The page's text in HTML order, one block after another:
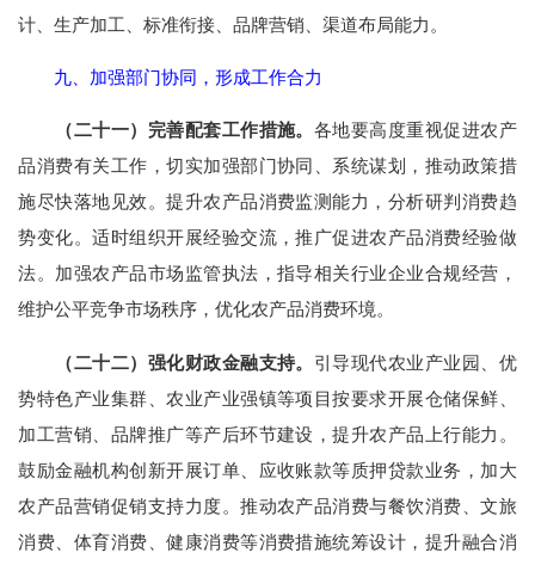
计、生产加工、标准衔接、品牌营销、渠道布局能力。
九、加强部门协同，形成工作合力
（二十一）完善配套工作措施。 各地要高度重视促进农产
品消费有关工作，切实加强部门协同、系统谋划，推动政策措
施尽快落地见效。提升农产品消费监测能力，分析研判消费趋
势变化。适时组织开展经验交流，推广促进农产品消费经验做
法。加强农产品市场监管执法，指导相关行业企业合规经营，
维护公平竞争市场秩序，优化农产品消费环境。
（二十二）强化财政金融支持。 引导现代农业产业园、优
势特色产业集群、农业产业强镇等项目按要求开展仓储保鲜、
加工营销、品牌推广等产后环节建设，提升农产品上行能力。
鼓励金融机构创新开展订单、应收账款等质押贷款业务，加大
农产品营销促销支持力度。推动农产品消费与餐饮消费、文旅
消费、体育消费、健康消费等消费措施统筹设计，提升融合消